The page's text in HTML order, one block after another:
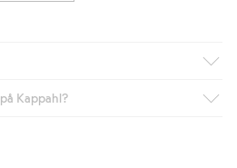
har du alltid gratis frakt till butik
och identifierats som medlem.
Kappahl?
men även andra betalningssätt.